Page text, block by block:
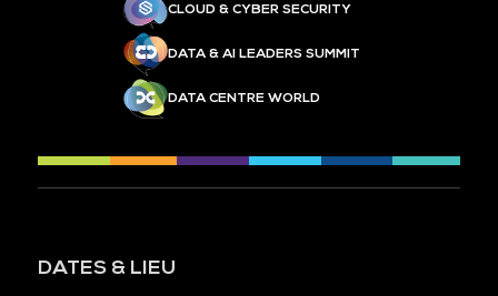
CLOUD & CYBER SECURITY
DATA & AI LEADERS SUMMIT
DATA CENTRE WORLD
DATES & LIEU